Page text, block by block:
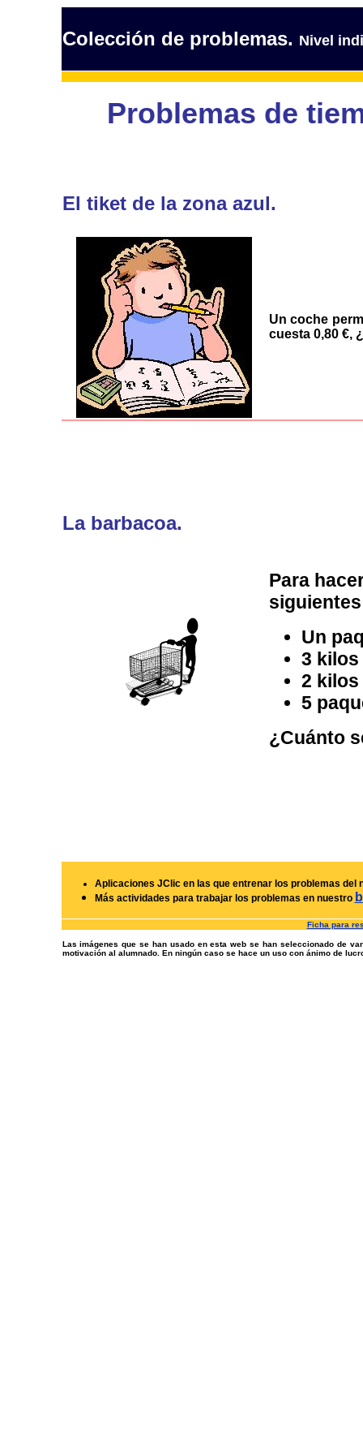
Colección de problemas. Nivel
Problemas de
El tiket de la zona azul.
Un coche
cuesta 0,80 €,
La barbacoa.
Para
Un
3 kilos
2 kilos
5
¿Cuánto
Aplicaciones JClic en las que entrenar los problemas del
Más actividades para trabajar los problemas en nuestro
Ficha para
Las imágenes que se han usado en esta web se han seleccionado de
motivación al alumnado. En ningún caso se hace un uso con ánimo de